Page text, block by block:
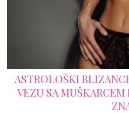
ASTROLOŠKI
VEZU SA